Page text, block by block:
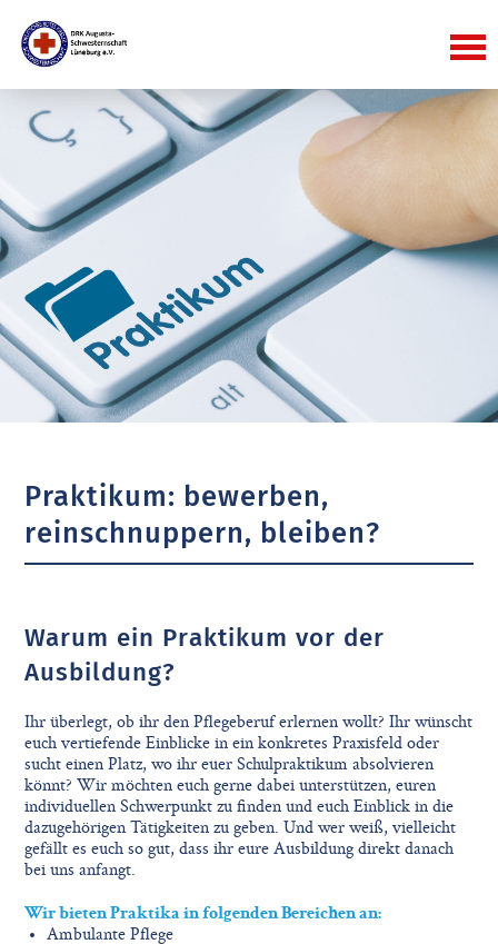
Praktikum: bewerben,
reinschnuppern, bleiben?
Warum ein Praktikum vor der
Ausbildung?
Ihr überlegt, ob ihr den Pflegeberuf erlernen wollt? Ihr wünscht
euch vertiefende Einblicke in ein konkretes Praxisfeld oder
sucht einen Platz, wo ihr euer Schulpraktikum absolvieren
könnt? Wir möchten euch gerne dabei unterstützen, euren
individuellen Schwerpunkt zu finden und euch Einblick in die
dazugehörigen Tätigkeiten zu geben. Und wer weiß, vielleicht
gefällt es euch so gut, dass ihr eure Ausbildung direkt danach
bei uns anfangt.
Wir bieten Praktika in folgenden Bereichen an:
Ambulante Pflege